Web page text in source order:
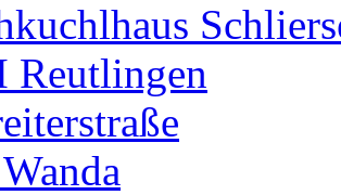
Reutlingen